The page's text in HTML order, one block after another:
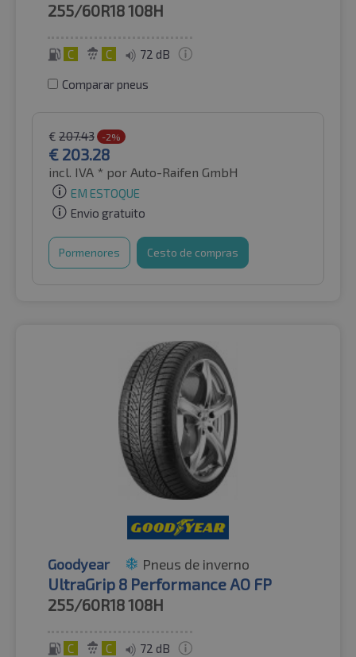
255/60R18108H
C C 72 dB
Comparar pneus
€ 207.43 -2%
€ 203.28
incl. IVA * por Auto-Raifen GmbH
EM ESTOQUE
Envio gratuito
Pormenores Cesto de compras
Goodyear Pneus de inverno
UltraGrip 8 Performance AO FP
255/60R18108H
C C 72 dB